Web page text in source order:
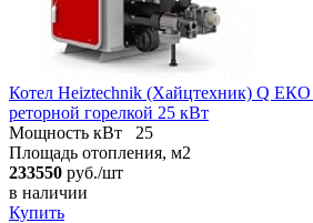
Котел Heiztechnik (Хайцтехник) Q ЕКO
реторной горелкой 25 кВт
Мощность кВт
25
Площадь отопления, м2
233550 руб./шт
в наличии
Купить